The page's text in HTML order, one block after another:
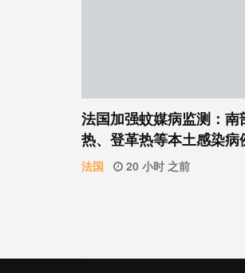
法国加强蚊媒病监测：
热、登革热等本土感染病
法国 20 小时 之前